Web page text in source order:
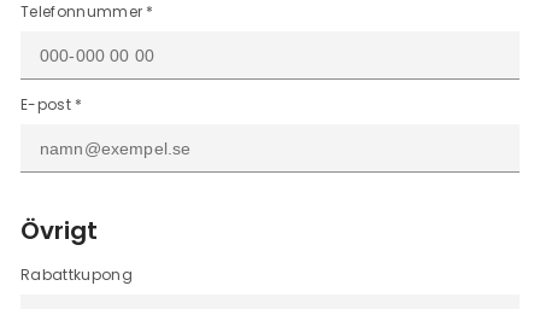
Telefonnummer *
E-post *
Övrigt
Rabattkupong